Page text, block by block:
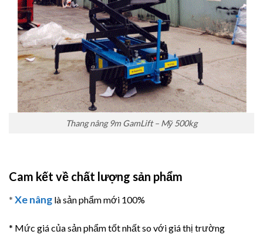
Thang nâng 9m GamLift – Mỹ 500kg
Cam kết về chất lượng sản phẩm
* Xe nâng là sản phẩm mới 100%
* Mức giá của sản phẩm tốt nhất so với giá thị trường